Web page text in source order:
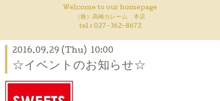
Welcome to our homepage
（株）高崎カレーム 本店
tel : 027-362-8672
2016.09.29 (Thu) 10:00
☆イベントのお知らせ☆